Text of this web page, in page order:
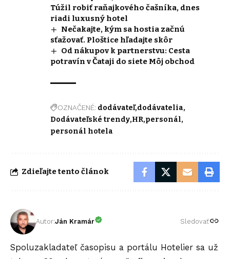
Túžil robiť raňajkového čašníka, dnes
riadi luxusný hotel
Nečakajte, kým sa hostia začnú
sťažovať. Ploštice hľadajte skôr
Od nákupov k partnerstvu: Cesta
potravín v Čataji do siete Môj obchod
OZNAČENÉ: dodávateľ dodávatelia
Dodávateľské trendy HR personál
personál hotela
Zdieľajte tento článok
Autor:Ján Kramár Sledovať
Spoluzakladateľ časopisu a portálu Hotelier sa už